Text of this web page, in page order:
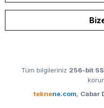
Tüm bilgileriniz 256-bit
teknene.com, Cabar